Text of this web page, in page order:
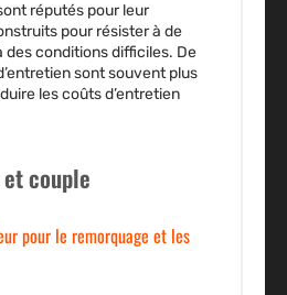
réputés pour leur
pour résister à de
des conditions difficiles. De
sont souvent plus
les coûts d’entretien
couple
pour le remorquage et les